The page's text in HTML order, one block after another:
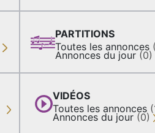
PARTITIONS
Toutes les annonces
Annonces du jour (0)
VIDÉOS
Toutes les annonces
Annonces du jour (0)